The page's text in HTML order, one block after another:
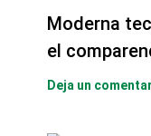
Moderna
el
Deja un